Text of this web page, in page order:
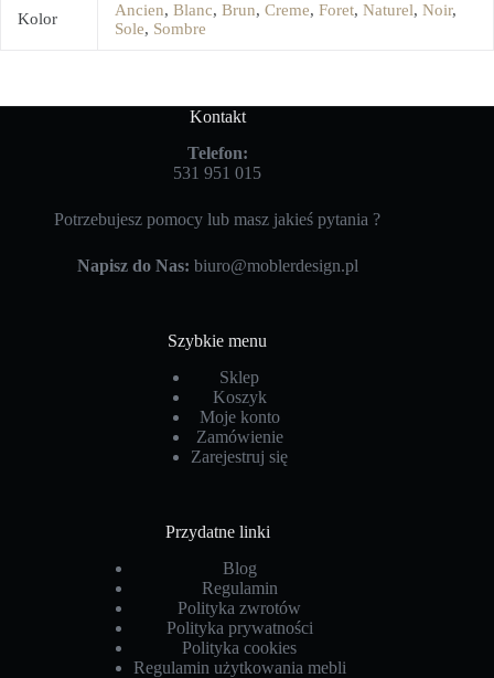
Kolor Ancien, Blanc, Brun, Creme, Foret, Naturel, Noir,
Sole, Sombre
Kontakt
Telefon:
531 951 015
Potrzebujesz pomocy lub masz jakieś pytania ?
Napisz do Nas: biuro@moblerdesign.pl
Szybkie menu
Sklep
Koszyk
Moje konto
Zamówienie
Zarejestruj się
Przydatne linki
Blog
Regulamin
Polityka zwrotów
Polityka prywatności
Polityka cookies
Regulamin użytkowania mebli